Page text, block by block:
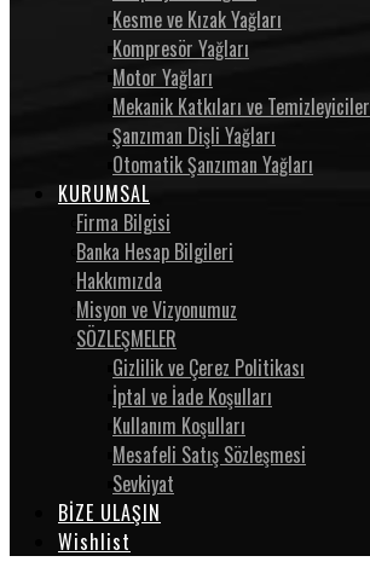
Kesme ve Kızak Yağları
Kompresör Yağları
Motor Yağları
Mekanik Katkıları ve Temizleyiciler
Şanzıman Dişli Yağları
Otomatik Şanzıman Yağları
KURUMSAL
Firma Bilgisi
Banka Hesap Bilgileri
Hakkımızda
Misyon ve Vizyonumuz
SÖZLEŞMELER
Gizlilik ve Çerez Politikası
İptal ve İade Koşulları
Kullanım Koşulları
Mesafeli Satış Sözleşmesi
Sevkiyat
BİZE ULAŞIN
Wishlist